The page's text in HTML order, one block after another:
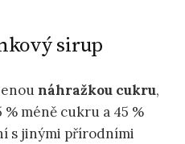
sirup
náhražkou cukru,
méně cukru a 45 %
s jinými přírodními